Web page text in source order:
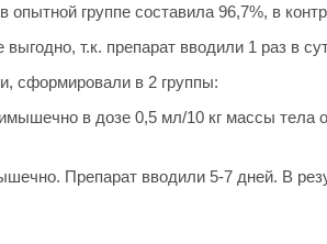
группе составила 96,7%, в
т.к. препарат вводили 1 раз в
сформировали в 2 группы:
в дозе 0,5 мл/10 кг массы тела
Препарат вводили 5-7 дней. В